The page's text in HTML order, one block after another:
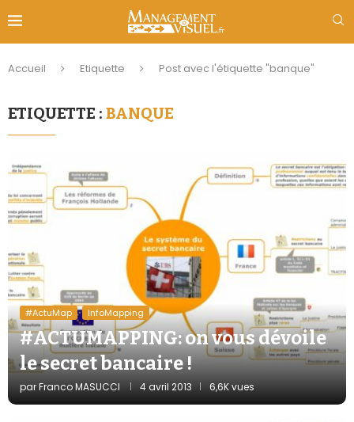
Accueil Etiquette Post avec l'étiquette "banque"
ETIQUETTE : BANQUE
#ActuMap InfoMapping
#ACTUMAPPING: on vous dévoile
le secret bancaire !
parFranco MASUCCI 4 avril 2013 6,6K vues